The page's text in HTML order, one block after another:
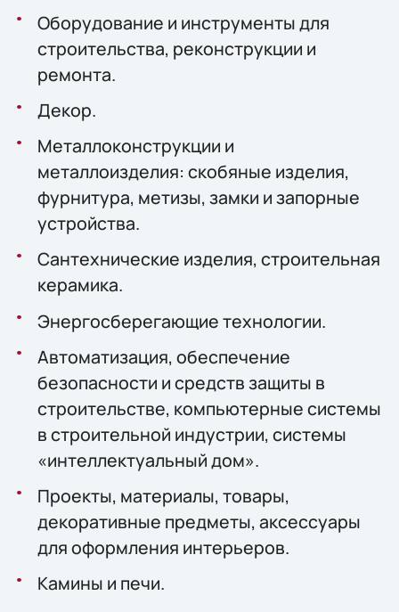
Оборудование и инструменты для
строительства, реконструкции и
ремонта.
Декор.
Металлоконструкции и
металлоизделия: скобяные изделия,
фурнитура, метизы, замки и запорные
устройства.
Сантехнические изделия, строительная
керамика.
Энергосберегающие технологии.
Автоматизация, обеспечение
безопасности и средств защиты в
строительстве, компьютерные системы
в строительной индустрии, системы
«интеллектуальный дом».
Проекты, материалы, товары,
декоративные предметы, аксессуары
для оформления интерьеров.
Камины и печи.